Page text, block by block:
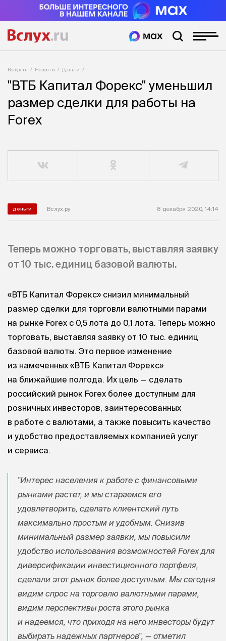
Вслух.ru Новости Деньги
"ВТБ Капитал Форекс" уменьшил
размер сделки для работы на
Forex
деньги Вслух.ру 8 декабря 2020, 14:14
Теперь можно торговать, выставляя заявку
от 10 тыс. единиц базовой валюты.
«ВТБ Капитал Форекс» снизил минимальный
размер сделки для торговли валютными парами
на рынке Forex с 0,5 лота до 0,1 лота. Теперь можно
торговать, выставляя заявку от 10 тыс. единиц
базовой валюты. Это первое изменение
из намеченных «ВТБ Капитал Форекс»
на ближайшие полгода. Их цель — сделать
российский рынок Forex более доступным для
розничных инвесторов, заинтересованных
в работе с валютами, а также повысить качество
и удобство предоставляемых компанией услуг
и сервиса.
"Интерес населения к работе с финансовыми
рынками растет, и мы стараемся его
удовлетворить, сделать клиентский путь
максимально простым и удобным. Снизив
минимальный размер заявки, мы повысили
удобство использования возможностей Forex для
диверсификации инвестиционного портфеля,
сделали этот рынок более доступным. Мы сегодня
видим спрос на торговлю валютными парами,
видим перспективы роста этого рынка
и надеемся, что приходя на него инвесторы будут
выбирать надежных партнеров", — отметил